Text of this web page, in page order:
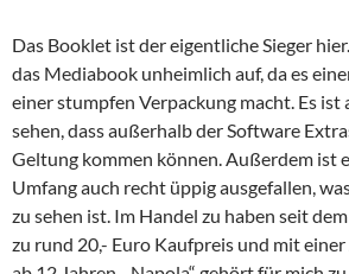
Das Booklet ist der eigentliche Sieger
das Mediabook unheimlich auf, da es
einer stumpfen Verpackung macht. Es ist
sehen, dass außerhalb der Software
Geltung kommen können. Außerdem ist
Umfang auch recht üppig ausgefallen,
zu sehen ist. Im Handel zu haben seit
zu rund 20,- Euro Kaufpreis und mit